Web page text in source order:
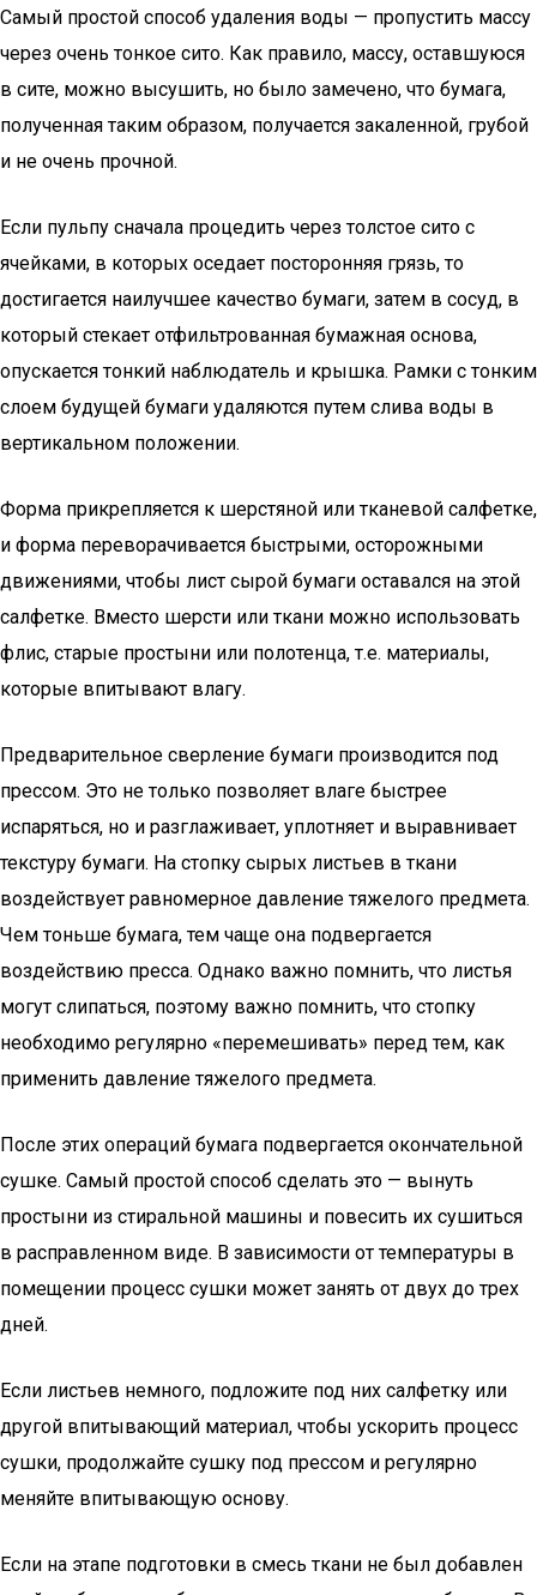
Самый простой способ удаления воды — пропустить массу
через очень тонкое сито. Как правило, массу, оставшуюся
в сите, можно высушить, но было замечено, что бумага,
полученная таким образом, получается закаленной, грубой
и не очень прочной.
Если пульпу сначала процедить через толстое сито с
ячейками, в которых оседает посторонняя грязь, то
достигается наилучшее качество бумаги, затем в сосуд, в
который стекает отфильтрованная бумажная основа,
опускается тонкий наблюдатель и крышка. Рамки с тонким
слоем будущей бумаги удаляются путем слива воды в
вертикальном положении.
Форма прикрепляется к шерстяной или тканевой салфетке,
и форма переворачивается быстрыми, осторожными
движениями, чтобы лист сырой бумаги оставался на этой
салфетке. Вместо шерсти или ткани можно использовать
флис, старые простыни или полотенца, т.е. материалы,
которые впитывают влагу.
Предварительное сверление бумаги производится под
прессом. Это не только позволяет влаге быстрее
испаряться, но и разглаживает, уплотняет и выравнивает
текстуру бумаги. На стопку сырых листьев в ткани
воздействует равномерное давление тяжелого предмета.
Чем тоньше бумага, тем чаще она подвергается
воздействию пресса. Однако важно помнить, что листья
могут слипаться, поэтому важно помнить, что стопку
необходимо регулярно «перемешивать» перед тем, как
применить давление тяжелого предмета.
После этих операций бумага подвергается окончательной
сушке. Самый простой способ сделать это — вынуть
простыни из стиральной машины и повесить их сушиться
в расправленном виде. В зависимости от температуры в
помещении процесс сушки может занять от двух до трех
дней.
Если листьев немного, подложите под них салфетку или
другой впитывающий материал, чтобы ускорить процесс
сушки, продолжайте сушку под прессом и регулярно
меняйте впитывающую основу.
Если на этапе подготовки в смесь ткани не был добавлен